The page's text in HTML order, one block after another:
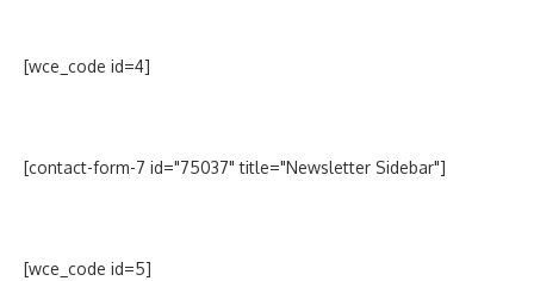
[wce_code id=4]
[contact-form-7 id="75037" title="Newsletter Sidebar"]
[wce_code id=5]